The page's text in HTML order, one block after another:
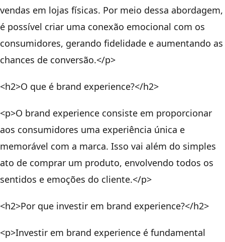
vendas em lojas físicas. Por meio dessa abordagem,
é possível criar uma conexão emocional com os
consumidores, gerando fidelidade e aumentando as
chances de conversão.</p>
<h2>O que é brand experience?</h2>
<p>O brand experience consiste em proporcionar
aos consumidores uma experiência única e
memorável com a marca. Isso vai além do simples
ato de comprar um produto, envolvendo todos os
sentidos e emoções do cliente.</p>
<h2>Por que investir em brand experience?</h2>
<p>Investir em brand experience é fundamental